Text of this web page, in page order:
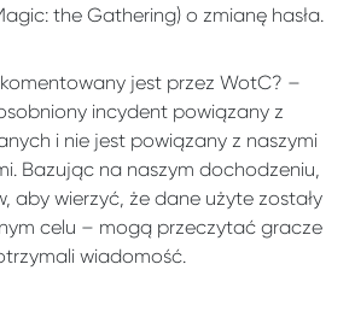
the Gathering) o zmianę hasła.
jest przez WotC? –
incydent powiązany z
i nie jest powiązany z naszymi
Bazując na naszym dochodzeniu,
aby wierzyć, że dane użyte zostały
celu – mogą przeczytać gracze
wiadomość.